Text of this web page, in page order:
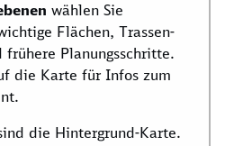
wählen Sie
Flächen, Trassen-
frühere Planungsschritte.
die Karte für Infos zum
die Hintergrund-Karte.